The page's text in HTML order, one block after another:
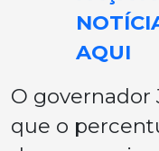
AQUI
O
que o